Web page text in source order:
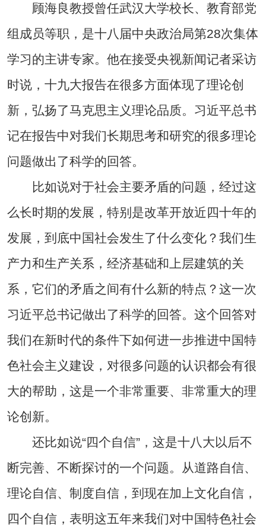
顾海良教授曾任武汉大学校长、教育部党
组成员等职，是十八届中央政治局第28次集体
学习的主讲专家。他在接受央视新闻记者采访
时说，十九大报告在很多方面体现了理论创
新，弘扬了马克思主义理论品质。习近平总书
记在报告中对我们长期思考和研究的很多理论
问题做出了科学的回答。
比如说对于社会主要矛盾的问题，经过这
么长时期的发展，特别是改革开放近四十年的
发展，到底中国社会发生了什么变化？我们生
产力和生产关系，经济基础和上层建筑的关
系，它们的矛盾之间有什么新的特点？这一次
习近平总书记做出了科学的回答。这个回答对
我们在新时代的条件下如何进一步推进中国特
色社会主义建设，对很多问题的认识都会有很
大的帮助，这是一个非常重要、非常重大的理
论创新。
还比如说“四个自信”，这是十八大以后不
断完善、不断探讨的一个问题。从道路自信、
理论自信、制度自信，到现在加上文化自信，
四个自信，表明这五年来我们对中国特色社会